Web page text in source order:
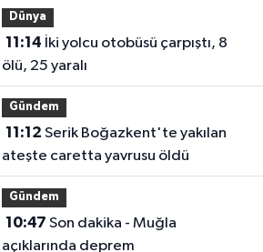
Dünya
11:14
ölü, 25 yaralı
Gündem
11:12
ateşte caretta yavrusu öldü
Gündem
10:47
açıklarında deprem